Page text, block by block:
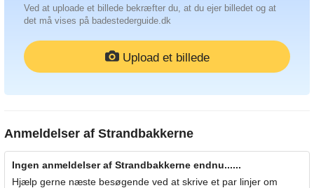
Ved at uploade et billede bekræfter du, at du ejer billedet og at
det må vises på badestederguide.dk
Upload et billede
Anmeldelser af Strandbakkerne
Ingen anmeldelser af Strandbakkerne endnu......
Hjælp gerne næste besøgende ved at skrive et par linjer om